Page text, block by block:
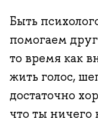
Быть
помогаем
то время как
жить голос,
достаточно
что ты ничего